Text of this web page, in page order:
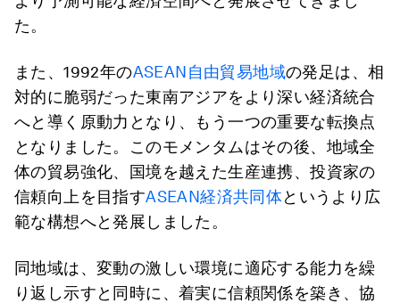
た。
また、1992年のASEAN自由貿易地域の発足は、相
対的に脆弱だった東南アジアをより深い経済統合
へと導く原動力となり、もう一つの重要な転換点
となりました。このモメンタムはその後、地域全
体の貿易強化、国境を越えた生産連携、投資家の
信頼向上を目指すASEAN経済共同体というより広
範な構想へと発展しました。
同地域は、変動の激しい環境に適応する能力を繰
り返し示すと同時に、着実に信頼関係を築き、協